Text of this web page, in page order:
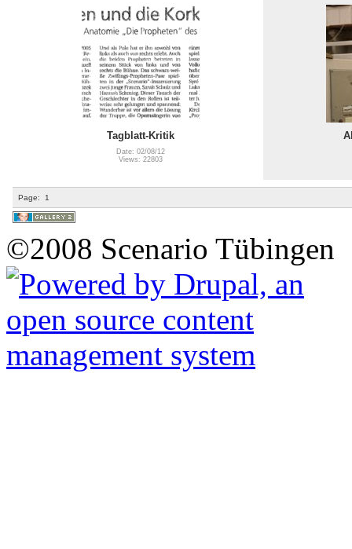
Tagblatt-Kritik
Date: 02/08/12
Views: 22803
Page: 1
©2008 Scenario Tübingen